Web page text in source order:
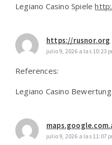
Legiano Casino Spiele
https://rusnor.org
julio 9, 2026 a las 10:23
References:
Legiano Casino Bewertung
julio 9, 2026 a las 11:07